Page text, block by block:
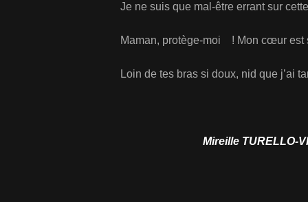
Je ne suis que mal-être errant sur
Maman, protège-moi ! Mon cœur
Loin de tes bras si doux, nid que j’ai
Mireille TURELLO-